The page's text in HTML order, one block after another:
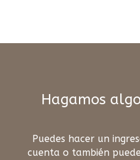
Hagamos
Puedes hacer un
cuenta o también